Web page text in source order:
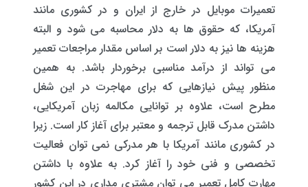
تعمیرات موبایل در خارج از ایران و در کشوری مانند
آمریکا، که حقوق ها به دلار محاسبه می شود و البته
هزینه ها نیز به دلار است بر اساس مقدار مراجعات تعمیر
می تواند از درآمد مناسبی برخوردار باشد. به همین
منظور پیش نیازهایی که برای مهاجرت در این شغل
مطرح است، علاوه بر توانایی مکالمه زبان آمریکایی،
داشتن مدرک قابل ترجمه و معتبر برای آغاز کار است. زیرا
در کشوری مانند آمریکا با هر مدرکی نمی توان فعالیت
تخصصی و فنی خود را آغاز کرد. به علاوه با داشتن
مهارت کامل تعمیر می توان مشتری مداری در این‌ کشور